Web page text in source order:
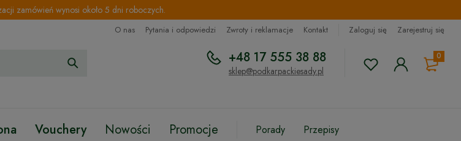
zamówień wynosi około 5 dni roboczych.
O nas Pytania i odpowiedzi Zwroty i reklamacje Kontakt Zaloguj się Zarejestruj się
0
+48 17 555 38 88
sklep@podkarpackiesady.pl
Vouchery Nowości Promocje Porady Przepisy